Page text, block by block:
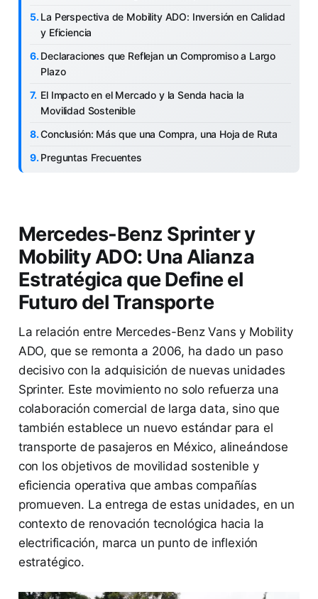
La Perspectiva de Mobility ADO: Inversión en Calidad
y Eficiencia
Declaraciones que Reflejan un Compromiso a Largo
Plazo
El Impacto en el Mercado y la Senda hacia la
Movilidad Sostenible
Conclusión: Más que una Compra, una Hoja de Ruta
Preguntas Frecuentes
Mercedes-Benz Sprinter y
Mobility ADO: Una Alianza
Estratégica que Define el
Futuro del Transporte
La relación entre Mercedes-Benz Vans y Mobility
ADO, que se remonta a 2006, ha dado un paso
decisivo con la adquisición de nuevas unidades
Sprinter. Este movimiento no solo refuerza una
colaboración comercial de larga data, sino que
también establece un nuevo estándar para el
transporte de pasajeros en México, alineándose
con los objetivos de movilidad sostenible y
eficiencia operativa que ambas compañías
promueven. La entrega de estas unidades, en un
contexto de renovación tecnológica hacia la
electrificación, marca un punto de inflexión
estratégico.